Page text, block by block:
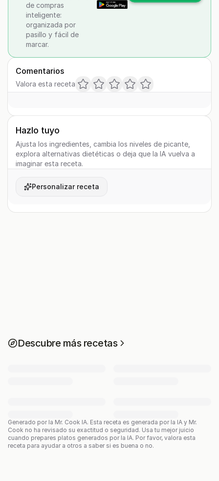
de compras
inteligente:
organizada por
pasillo y fácil de
marcar.
Comentarios
Valora esta receta
Hazlo tuyo
Ajusta los ingredientes, cambia los niveles de picante,
explora alternativas dietéticas o deja que la IA vuelva a
imaginar esta receta.
Personalizar receta
Descubre más recetas
Generado por la Mr. Cook IA. Esta receta es generada por la IA y Mr.
Cook no ha revisado su exactitud o seguridad. Usa tu mejor juicio
cuando prepares platos generados por la IA. Por favor, valora esta
receta para ayudar a otros a saber si es buena o no.